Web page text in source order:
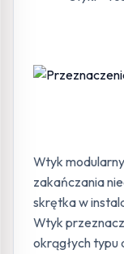
Wtyk
zakańczania
skrętka w
Wtyk
okrągłych typu